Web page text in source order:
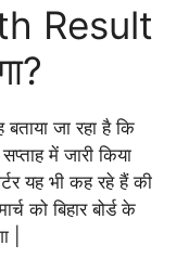
Result
बताया जा रहा है कि
में जारी किया
यह भी कह रहे हैं की
को बिहार बोर्ड के
|